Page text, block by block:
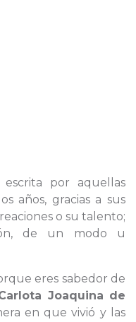
por aquellas
años, gracias a sus
o su talento;
de un modo u
eres sabedor de
Joaquina de
en que vivió y las